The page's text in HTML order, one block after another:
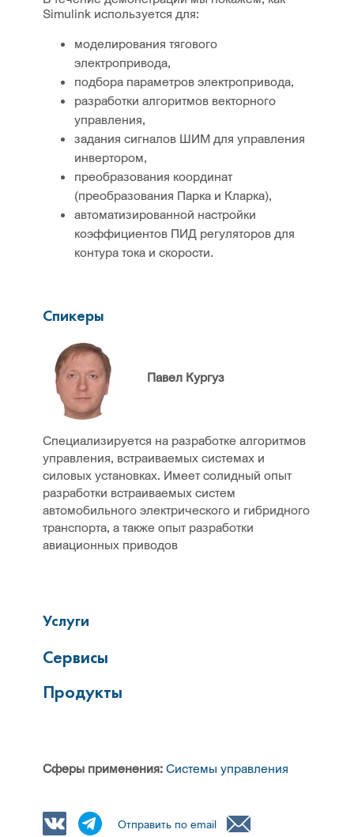
Simulink используется для:
моделирования тягового
электропривода,
подбора параметров электропривода,
разработки алгоритмов векторного
управления,
задания сигналов ШИМ для управления
инвертором,
преобразования координат
(преобразования Парка и Кларка),
автоматизированной настройки
коэффициентов ПИД регуляторов для
контура тока и скорости.
Спикеры
Павел Кургуз
Специализируется на разработке алгоритмов
управления, встраиваемых системах и
силовых установках. Имеет солидный опыт
разработки встраиваемых систем
автомобильного электрического и гибридного
транспорта, а также опыт разработки
авиационных приводов
Услуги
Сервисы
Продукты
Сферы применения: Системы управления
Отправить по email